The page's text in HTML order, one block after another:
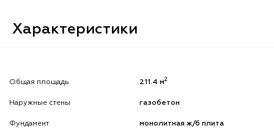
Характеристики
Общая площадь 211.4 м2
Наружные стены газобетон
Фундамент монолитная ж/б плита